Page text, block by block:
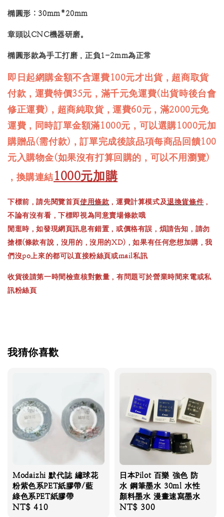
橢圓形：30mm*20mm
章頭以CNC機器研磨。
橢圓形款為手工打磨，正負1-2mm為正常
即日起網購金額不含運費100元才出貨，超商取貨
付款，運費特價35元，滿千元免運費(出貨時後台會
修正運費)，超商純取貨，運費60元，滿2000元免
運費，同時訂單金額滿1000元，可以選購1000元加
購贈品(需付款)，訂單完成後該品項每商品回饋100
元入購物金(如果沒有打算回購的，可以不用瀏覽)
，換購連結1000元加購
下標前，請先閱覽首頁使用條款 ，運費計算模式及退換貨條件 ，
不論有沒有看，下標即視為同意賣場條款哦
閒逛時，如發現網頁訊息有錯置，或價格有誤，煩請告知，請勿
搶標(條款有說，沒用的，沒用的XD)，如果有任何您想加購，我
們沒po上來的都可以直接粉絲頁或mail私訊
收貨後請第一時間檢查核對數量，有問題可於營業時間來電或私
訊粉絲頁
我猜你喜歡
Modaizhi 默代誌 繡球花
粉紫色系PET紙膠帶/藍
綠色系PET紙膠帶
Regular
NT$ 410
日本Pilot 百樂 強色 防
水 鋼筆墨水 30ml 水性
顏料墨水 漫畫速寫墨水
Regular
NT$ 300